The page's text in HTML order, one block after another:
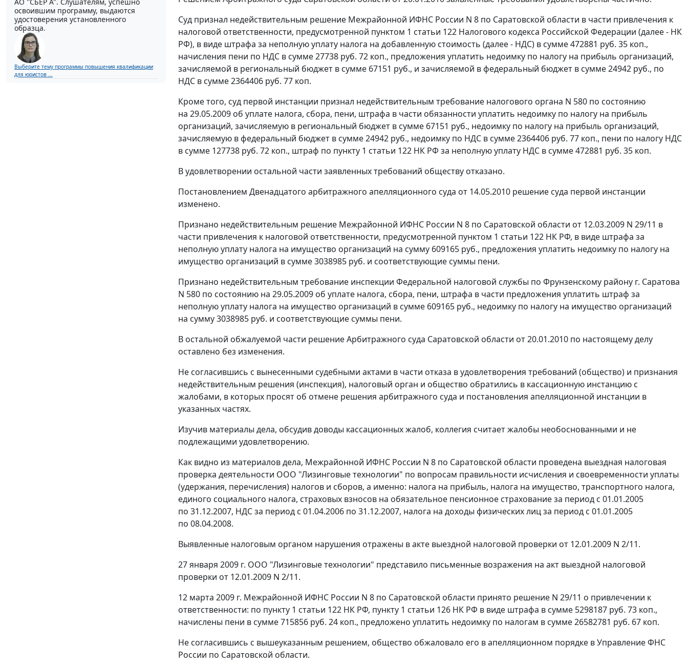
освоившим программу, выдаются
удостоверения установленного
образца.
Выберите тему программы повышения квалификации
для юристов ...
Суд признал недействительным решение Межрайонной ИФНС России N 8 по Саратовской области в части привлечения к
налоговой ответственности, предусмотренной пунктом 1 статьи 122 Налогового кодекса Российской Федерации (далее - НК
РФ), в виде штрафа за неполную уплату налога на добавленную стоимость (далее - НДС) в сумме 472881 руб. 35 коп.,
начисления пени по НДС в сумме 27738 руб. 72 коп., предложения уплатить недоимку по налогу на прибыль организаций,
зачисляемой в региональный бюджет в сумме 67151 руб., и зачисляемой в федеральный бюджет в сумме 24942 руб., по
НДС в сумме 2364406 руб. 77 коп.
Кроме того, суд первой инстанции признал недействительным требование налогового органа N 580 по состоянию
на 29.05.2009 об уплате налога, сбора, пени, штрафа в части обязанности уплатить недоимку по налогу на прибыль
организаций, зачисляемую в региональный бюджет в сумме 67151 руб., недоимку по налогу на прибыль организаций,
зачисляемую в федеральный бюджет в сумме 24942 руб., недоимку по НДС в сумме 2364406 руб. 77 коп., пени по налогу НДС
в сумме 127738 руб. 72 коп., штраф по пункту 1 статьи 122 НК РФ за неполную уплату НДС в сумме 472881 руб. 35 коп.
В удовлетворении остальной части заявленных требований обществу отказано.
Постановлением Двенадцатого арбитражного апелляционного суда от 14.05.2010 решение суда первой инстанции
изменено.
Признано недействительным решение Межрайонной ИФНС России N 8 по Саратовской области от 12.03.2009 N 29/11 в
части привлечения к налоговой ответственности, предусмотренной пунктом 1 статьи 122 НК РФ, в виде штрафа за
неполную уплату налога на имущество организаций на сумму 609165 руб., предложения уплатить недоимку по налогу на
имущество организаций в сумме 3038985 руб. и соответствующие суммы пени.
Признано недействительным требование инспекции Федеральной налоговой службы по Фрунзенскому району г. Саратова
N 580 по состоянию на 29.05.2009 об уплате налога, сбора, пени, штрафа в части предложения уплатить штраф за
неполную уплату налога на имущество организаций в сумме 609165 руб., недоимку по налогу на имущество организаций
на сумму 3038985 руб. и соответствующие суммы пени.
В остальной обжалуемой части решение Арбитражного суда Саратовской области от 20.01.2010 по настоящему делу
оставлено без изменения.
Не согласившись с вынесенными судебными актами в части отказа в удовлетворения требований (общество) и признания
недействительным решения (инспекция), налоговый орган и общество обратились в кассационную инстанцию с
жалобами, в которых просят об отмене решения арбитражного суда и постановления апелляционной инстанции в
указанных частях.
Изучив материалы дела, обсудив доводы кассационных жалоб, коллегия считает жалобы необоснованными и не
подлежащими удовлетворению.
Как видно из материалов дела, Межрайонной ИФНС России N 8 по Саратовской области проведена выездная налоговая
проверка деятельности ООО "Лизинговые технологии" по вопросам правильности исчисления и своевременности уплаты
(удержания, перечисления) налогов и сборов, а именно: налога на прибыль, налога на имущество, транспортного налога,
единого социального налога, страховых взносов на обязательное пенсионное страхование за период с 01.01.2005
по 31.12.2007, НДС за период с 01.04.2006 по 31.12.2007, налога на доходы физических лиц за период с 01.01.2005
по 08.04.2008.
Выявленные налоговым органом нарушения отражены в акте выездной налоговой проверки от 12.01.2009 N 2/11.
27 января 2009 г. ООО "Лизинговые технологии" представило письменные возражения на акт выездной налоговой
проверки от 12.01.2009 N 2/11.
12 марта 2009 г. Межрайонной ИФНС России N 8 по Саратовской области принято решение N 29/11 о привлечении к
ответственности: по пункту 1 статьи 122 НК РФ, пункту 1 статьи 126 НК РФ в виде штрафа в сумме 5298187 руб. 73 коп.,
начислены пени в сумме 715856 руб. 24 коп., предложено уплатить недоимку по налогам в сумме 26582781 руб. 67 коп.
Не согласившись с вышеуказанным решением, общество обжаловало его в апелляционном порядке в Управление ФНС
России по Саратовской области.